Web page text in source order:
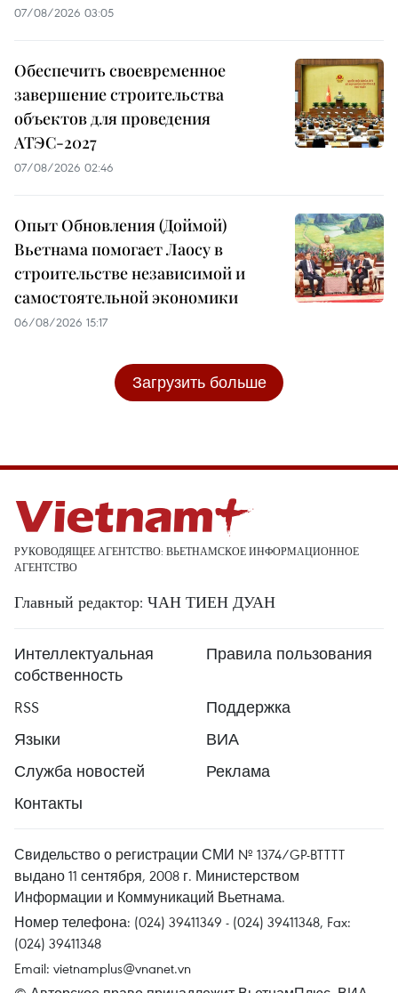
07/08/2026 03:05
Обеспечить своевременное
завершение строительства
объектов для проведения
АТЭС-2027
07/08/2026 02:46
Опыт Обновления (Доймой)
Вьетнама помогает Лаосу в
строительстве независимой и
самостоятельной экономики
06/08/2026 15:17
Загрузить больше
РУКОВОДЯЩЕЕ АГЕНТСТВО: ВЬЕТНАМСКОЕ ИНФОРМАЦИОННОЕ
АГЕНТСТВО
Главный редактор: ЧАН ТИЕН ДУАН
Интеллектуальная
собственность
Правила пользования
RSS
Поддержка
Языки
ВИА
Служба новостей
Реклама
Контакты
Свидельство о регистрации СМИ № 1374/GP-BTTTT
выдано 11 сентября, 2008 г. Министерством
Информации и Коммуникаций Вьетнама.
Номер телефона: (024) 39411349 - (024) 39411348, Fax:
(024) 39411348
Email: vietnamplus@vnanet.vn